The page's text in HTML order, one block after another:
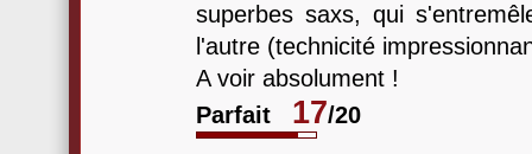
superbes saxs, qui
l'autre (technicité
A voir absolument !
Parfait
17/20